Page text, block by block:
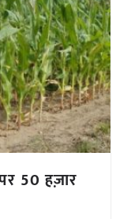
50 हज़ार